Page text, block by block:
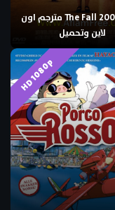
فيلم The Fall 2006 مترجم اون
لاين وتحميل
HD 1080p